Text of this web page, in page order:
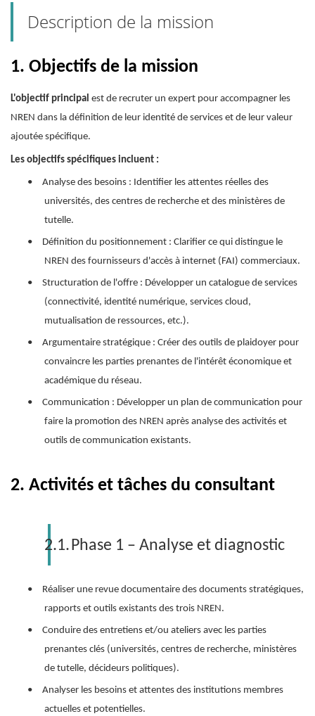
Description de la mission
1. Objectifs de la mission
L'objectif principal est de recruter un expert pour accompagner les
NREN dans la définition de leur identité de services et de leur valeur
ajoutée spécifique.
Les objectifs spécifiques incluent :
•
Analyse des besoins : Identifier les attentes réelles des
universités, des centres de recherche et des ministères de
tutelle.
•
Définition du positionnement : Clarifier ce qui distingue le
NREN des fournisseurs d'accès à internet (FAI) commerciaux.
•
Structuration de l'offre : Développer un catalogue de services
(connectivité, identité numérique, services cloud,
mutualisation de ressources, etc.).
•
Argumentaire stratégique : Créer des outils de plaidoyer pour
convaincre les parties prenantes de l'intérêt économique et
académique du réseau.
•
Communication : Développer un plan de communication pour
faire la promotion des NREN après analyse des activités et
outils de communication existants.
2. Activités et tâches du consultant
2.1.Phase 1 – Analyse et diagnostic
•
Réaliser une revue documentaire des documents stratégiques,
rapports et outils existants des trois NREN.
•
Conduire des entretiens et/ou ateliers avec les parties
prenantes clés (universités, centres de recherche, ministères
de tutelle, décideurs politiques).
•
Analyser les besoins et attentes des institutions membres
actuelles et potentielles.